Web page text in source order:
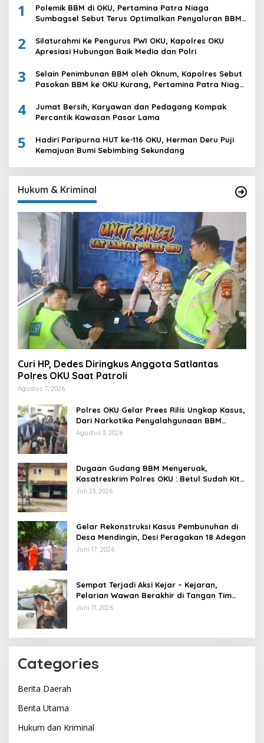
1
Polemik BBM di OKU, Pertamina Patra Niaga
Sumbagsel Sebut Terus Optimalkan Penyaluran BBM
Komering Ulu
2
Silaturahmi Ke Pengurus PWI OKU, Kapolres OKU
Apresiasi Hubungan Baik Media dan Polri
3
Selain Penimbunan BBM oleh Oknum, Kapolres Sebut
Pasokan BBM ke OKU Kurang, Pertamina Patra Niaga
4
Jumat Bersih, Karyawan dan Pedagang Kompak
Percantik Kawasan Pasar Lama
5
Hadiri Paripurna HUT ke-116 OKU, Herman Deru Puji
Kemajuan Bumi Sebimbing Sekundang
Hukum & Kriminal
Curi HP, Dedes Diringkus Anggota Satlantas
Polres OKU Saat Patroli
Agustus 7, 2026
Polres OKU Gelar Prees Rilis Ungkap Kasus,
Dari Narkotika Penyalahgunaan BBM
Hingga Kasus Korupsi
Agustus 3, 2026
Dugaan Gudang BBM Menyeruak,
Kasatreskrim Polres OKU : Betul Sudah Kita
Pasang Police Line
Juli 23, 2026
Gelar Rekonstruksi Kasus Pembunuhan di
Desa Mendingin, Desi Peragakan 18 Adegan
Juni 17, 2026
Sempat Terjadi Aksi Kejar – Kejaran,
Pelarian Wawan Berakhir di Tangan Tim
Opsnal Polsek Lubuk Batang, Kaki
Juni 11, 2026
Categories
Berita Daerah
Berita Utama
Hukum dan Kriminal